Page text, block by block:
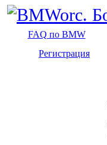
FAQ по BMW
Регистрация